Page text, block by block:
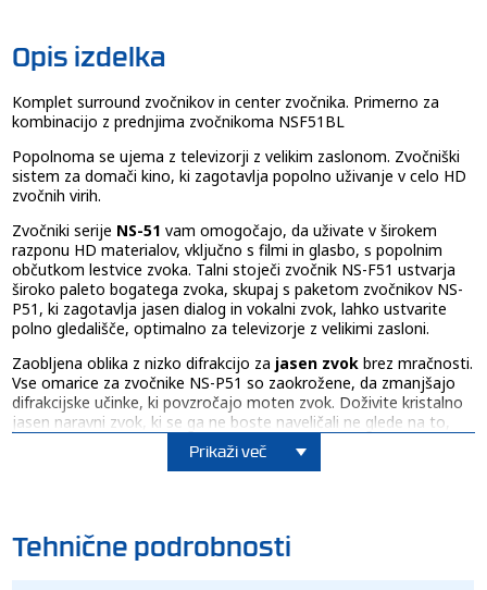
Opis izdelka
Komplet surround zvočnikov in center zvočnika. Primerno za
kombinacijo z prednjima zvočnikoma NSF51BL
Popolnoma se ujema z televizorji z velikim zaslonom. Zvočniški
sistem za domači kino, ki zagotavlja popolno uživanje v celo HD
zvočnih virih.
Zvočniki serije NS-51 vam omogočajo, da uživate v širokem
razponu HD materialov, vključno s filmi in glasbo, s popolnim
občutkom lestvice zvoka. Talni stoječi zvočnik NS-F51 ustvarja
široko paleto bogatega zvoka, skupaj s paketom zvočnikov NS-
P51, ki zagotavlja jasen dialog in vokalni zvok, lahko ustvarite
polno gledališče, optimalno za televizorje z velikimi zasloni.
Zaobljena oblika z nizko difrakcijo za jasen zvok brez mračnosti.
Vse omarice za zvočnike NS-P51 so zaokrožene, da zmanjšajo
difrakcijske učinke, ki povzročajo moten zvok. Doživite kristalno
jasen naravni zvok, ki se ga ne boste naveličali ne glede na to,
Sprednja maska ??in zaobljena oblika zrazkošnim,
vodilne zvočnike. In z zvočniško omarico, ki je prav tako
zaobljene oblike, se bo enotnost dizajna čudovito prilegala
Prikaži več
Tehnične podrobnosti